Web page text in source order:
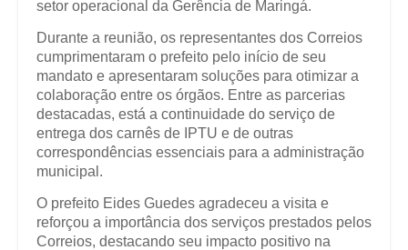
setor operacional da Gerência de Maringá.
Durante a reunião, os representantes dos Correios
cumprimentaram o prefeito pelo início de seu
mandato e apresentaram soluções para otimizar a
colaboração entre os órgãos. Entre as parcerias
destacadas, está a continuidade do serviço de
entrega dos carnês de IPTU e de outras
correspondências essenciais para a administração
municipal.
O prefeito Eides Guedes agradeceu a visita e
reforçou a importância dos serviços prestados pelos
Correios, destacando seu impacto positivo na